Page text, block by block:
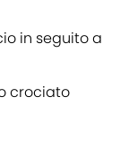
in seguito a
crociato